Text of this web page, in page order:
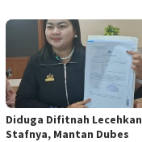
Diduga Difitnah Lecehkan
Stafnya, Mantan Dubes